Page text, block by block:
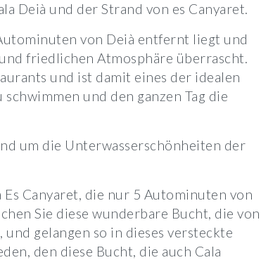
Deià und der Strand von es Canyaret.
von Deià entfernt liegt und
friedlichen Atmosphäre überrascht.
und ist damit eines der idealen
und den ganzen Tag die
um die Unterwasserschönheiten der
Canyaret, die nur 5 Autominuten von
Sie diese wunderbare Bucht, die von
gelangen so in dieses versteckte
den diese Bucht, die auch Cala